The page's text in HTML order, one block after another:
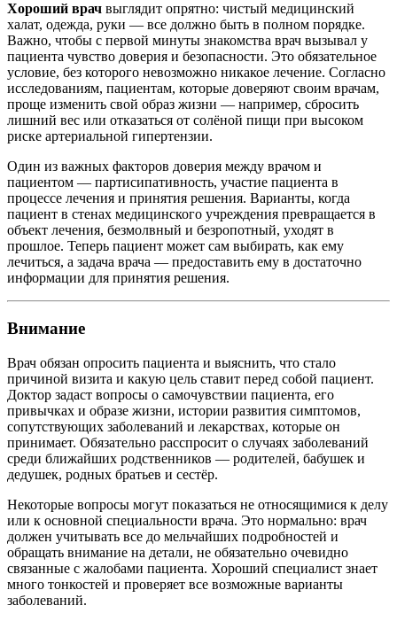
Хороший врач выглядит опрятно: чистый медицинский
халат, одежда, руки — все должно быть в полном порядке.
Важно, чтобы с первой минуты знакомства врач вызывал у
пациента чувство доверия и безопасности. Это обязательное
условие, без которого невозможно никакое лечение. Согласно
исследованиям, пациентам, которые доверяют своим врачам,
проще изменить свой образ жизни — например, сбросить
лишний вес или отказаться от солёной пищи при высоком
риске артериальной гипертензии.
Один из важных факторов доверия между врачом и
пациентом — партисипативность, участие пациента в
процессе лечения и принятия решения. Варианты, когда
пациент в стенах медицинского учреждения превращается в
объект лечения, безмолвный и безропотный, уходят в
прошлое. Теперь пациент может сам выбирать, как ему
лечиться, а задача врача — предоставить ему в достаточно
информации для принятия решения.
Внимание
Врач обязан опросить пациента и выяснить, что стало
причиной визита и какую цель ставит перед собой пациент.
Доктор задаст вопросы о самочувствии пациента, его
привычках и образе жизни, истории развития симптомов,
сопутствующих заболеваний и лекарствах, которые он
принимает. Обязательно расспросит о случаях заболеваний
среди ближайших родственников — родителей, бабушек и
дедушек, родных братьев и сестёр.
Некоторые вопросы могут показаться не относящимися к делу
или к основной специальности врача. Это нормально: врач
должен учитывать все до мельчайших подробностей и
обращать внимание на детали, не обязательно очевидно
связанные с жалобами пациента. Хороший специалист знает
много тонкостей и проверяет все возможные варианты
заболеваний.